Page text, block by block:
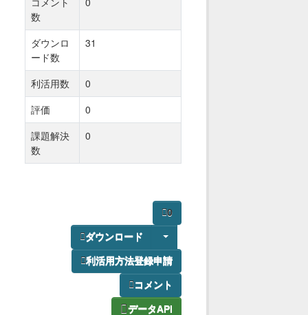
0
ダウンロード
利活用方法登録申請
コメント
データAPI
数
ダウンロ
ード数
31
利活用数
0
評価
0
課題解決
数
0